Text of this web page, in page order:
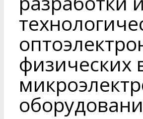
физических